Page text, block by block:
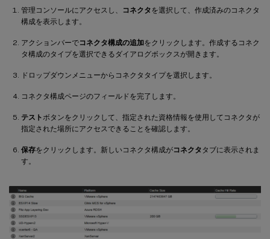
管理コンソールにアクセスし、 コネクタを選択して、作成済みのコネクタ
構成を表示します。
アクションバーでコネクタ構成の追加をクリックします。作成するコネク
タ構成のタイプを選択できるダイアログボックスが開きます。
ドロップダウンメニューからコネクタタイプを選択します。
コネクタ構成ページのフィールドを完了します。
テスト ボタンをクリックして、指定された資格情報を使用してコネクタが
指定された場所にアクセスできることを確認します。
保存をクリックします。新しいコネクタ構成がコネクタタブに表示されま
す。